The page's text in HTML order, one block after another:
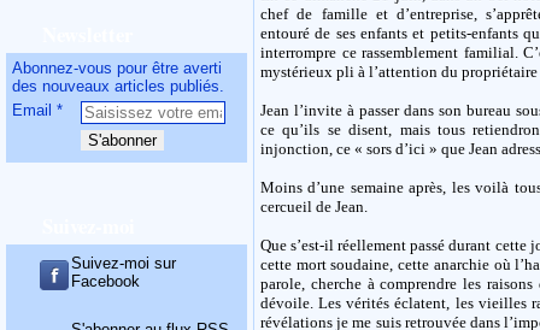
Abonnez-vous pour être averti
des nouveaux articles publiés.
Email
Suivez-moi sur
Facebook
chef de famille et d’entreprise,
entouré de ses enfants et petits-enfants
interrompre ce rassemblement familial.
mystérieux pli à l’attention du
Jean l’invite à passer dans son bureau
ce qu’ils se disent, mais tous
injonction, ce « sors d’ici » que Jean
Moins d’une semaine après, les voilà
cercueil de Jean.
Que s’est-il réellement passé durant cette
cette mort soudaine, cette anarchie où
parole, cherche à comprendre les
dévoile. Les vérités éclatent, les vieilles
révélations je me suis retrouvée dans